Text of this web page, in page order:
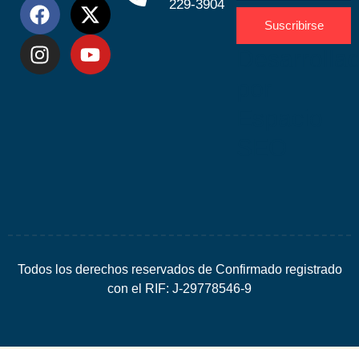
229-3904
Suscribirse
Todos los derechos reservados de Confirmado registrado
con el RIF: J-29778546-9